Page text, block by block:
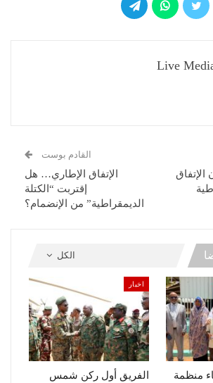
Live
القادم بوست
الإتفاق الإطاري… هل
إقتربت “الكتلة
الديمقراطية” من الإنضمام؟
الكل
منظمة
اخبار
الفريق أول ركن شمس